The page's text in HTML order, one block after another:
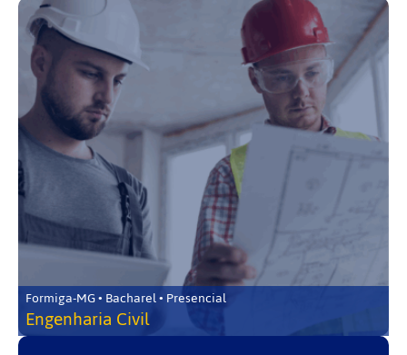
Formiga-MG • Bacharel • Presencial
Engenharia Civil